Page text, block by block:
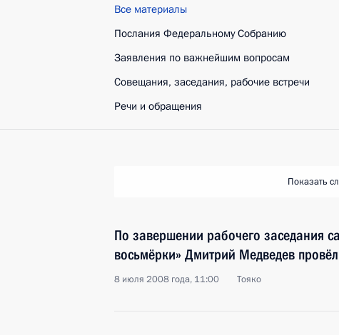
Все материалы
Послания Федеральному Собранию
Заявления по важнейшим вопросам
Совещания, заседания, рабочие встречи
Речи и обращения
Показать
По завершении рабочего заседания
восьмёрки» Дмитрий Медведев
8 июля 2008 года, 11:00 Тояко